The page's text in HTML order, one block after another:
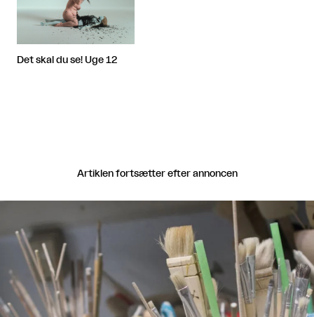
Det skal du se! Uge 12
Artiklen fortsætter efter annoncen